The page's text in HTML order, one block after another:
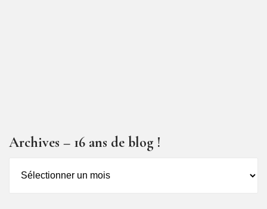
Archives – 16 ans de blog !